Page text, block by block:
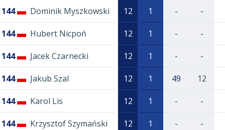
144 Dominik Myszkowski 12 1 - -
144 Hubert Nicpoń 12 1 - -
144 Jacek Czarnecki 12 1 - -
144 Jakub Szal 12 1 49 12
144 Karol Lis 12 1 - -
144 Krzysztof Szymański 12 1 - -